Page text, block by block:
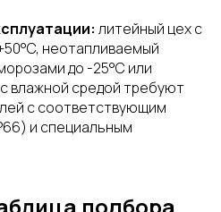
литейный цех с
неотапливаемый
до -25°C или
влажной средой требуют
с соответствующим
и специальным